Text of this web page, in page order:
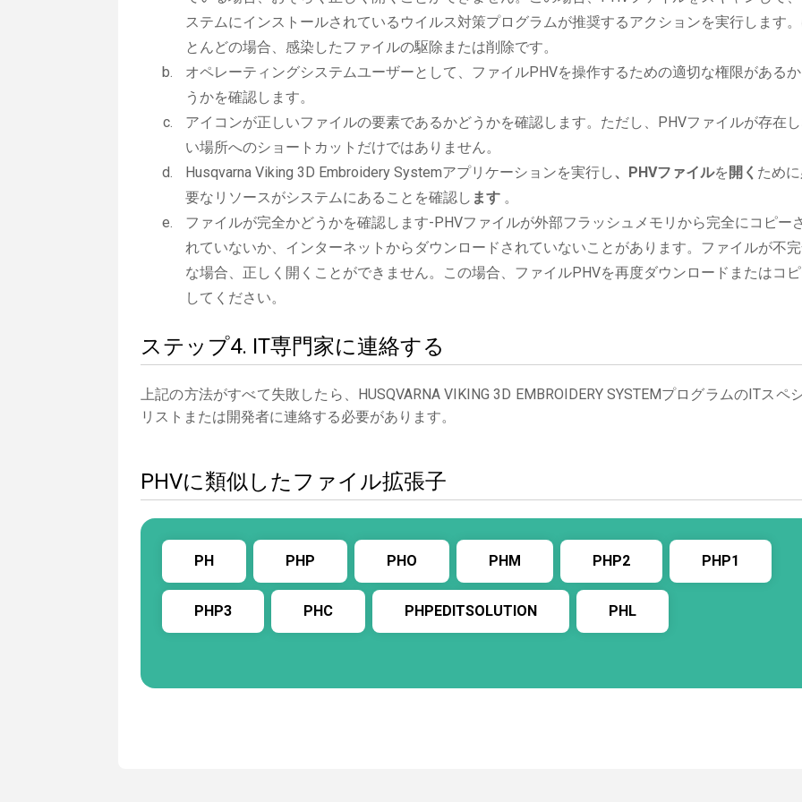
ステムにインストールされているウイルス対策プログラムが推奨するアクションを実行します
とんどの場合、感染したファイルの駆除または削除です。
オペレーティングシステムユーザーとして、ファイルPHVを操作するための適切な権限がある
うかを確認します。
アイコンが正しいファイルの要素であるかどうかを確認します。ただし、PHVファイルが存在
い場所へのショートカットだけではありません。
Husqvarna Viking 3D Embroidery Systemアプリケーションを実行し、PHVファイルを 開く ため
要なリソースがシステムにあることを確認し ます 。
ファイルが完全かどうかを確認します-PHVファイルが外部フラッシュメモリから完全にコピー
れていないか、インターネットからダウンロードされていないことがあります。ファイルが不
な場合、正しく開くことができません。この場合、ファイルPHVを再度ダウンロードまたはコ
してください。
ステップ4. IT専門家に連絡する
上記の方法がすべて失敗したら、HUSQVARNA VIKING 3D EMBROIDERY SYSTEMプログラムのITスペ
リストまたは開発者に連絡する必要があります。
PHVに類似したファイル拡張子
PH PHP PHO PHM PHP2 PHP1
PHP3 PHC PHPEDITSOLUTION PHL